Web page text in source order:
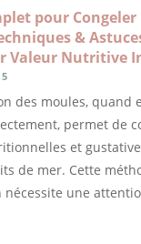
pour Congeler
&
Valeur Nutritive
des moules, quand
permet de
et
de mer. Cette
nécessite une